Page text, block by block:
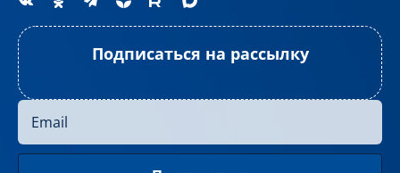
Подписаться на рассылку